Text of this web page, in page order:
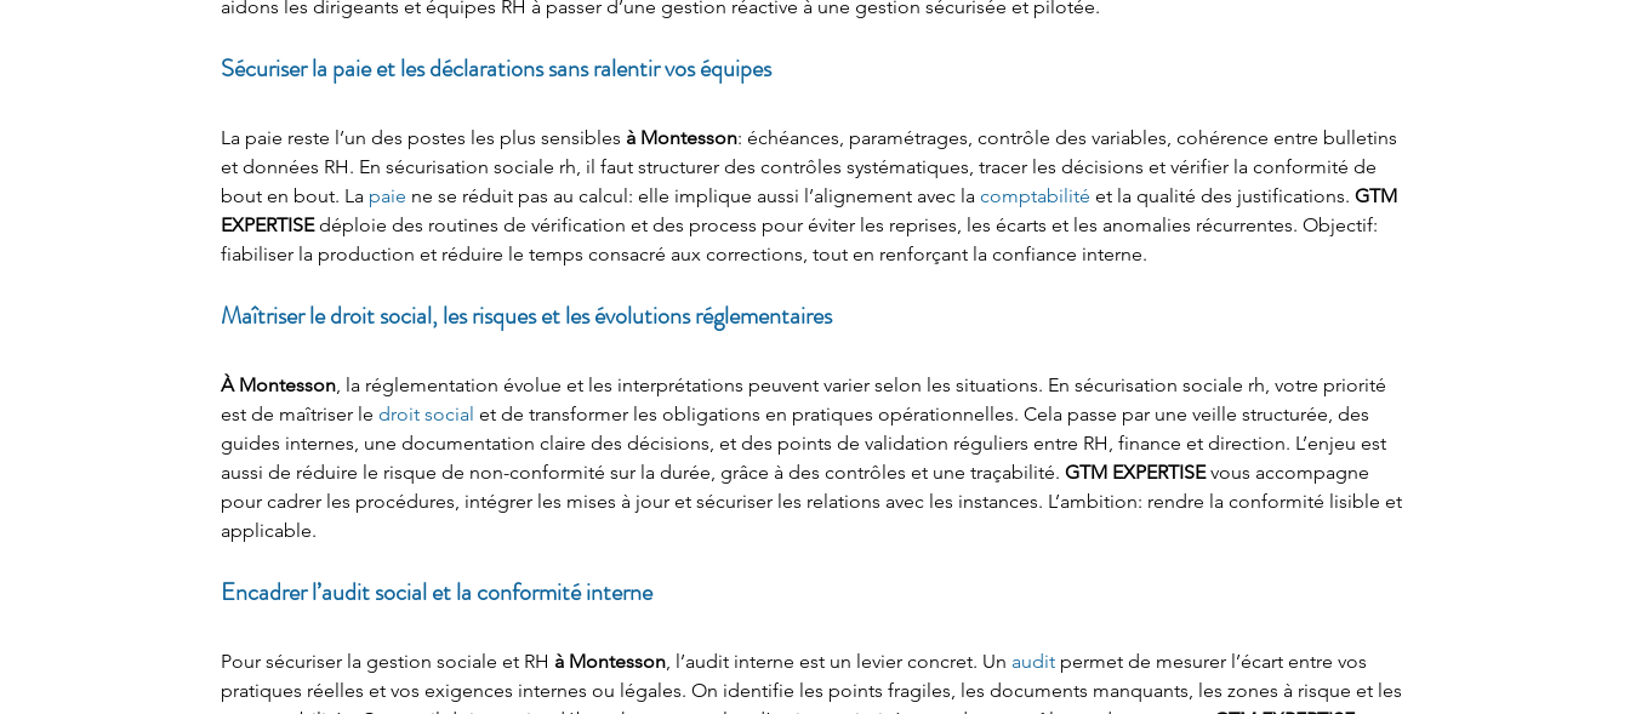
aidons les dirigeants et équipes RH à passer d’une gestion réactive à une gestion sécurisée et pilotée.
Sécuriser la paie et les déclarations sans ralentir vos équipes
La paie reste l’un des postes les plus sensibles à Montesson: échéances, paramétrages, contrôle des variables, cohérence entre bulletins
et données RH. En sécurisation sociale rh, il faut structurer des contrôles systématiques, tracer les décisions et vérifier la conformité de
bout en bout. La paie ne se réduit pas au calcul: elle implique aussi l’alignement avec la comptabilité et la qualité des justifications. GTM
EXPERTISE déploie des routines de vérification et des process pour éviter les reprises, les écarts et les anomalies récurrentes. Objectif:
fiabiliser la production et réduire le temps consacré aux corrections, tout en renforçant la confiance interne.
Maîtriser le droit social, les risques et les évolutions réglementaires
À Montesson, la réglementation évolue et les interprétations peuvent varier selon les situations. En sécurisation sociale rh, votre priorité
est de maîtriser le droit social et de transformer les obligations en pratiques opérationnelles. Cela passe par une veille structurée, des
guides internes, une documentation claire des décisions, et des points de validation réguliers entre RH, finance et direction. L’enjeu est
aussi de réduire le risque de non-conformité sur la durée, grâce à des contrôles et une traçabilité. GTM EXPERTISE vous accompagne
pour cadrer les procédures, intégrer les mises à jour et sécuriser les relations avec les instances. L’ambition: rendre la conformité lisible et
applicable.
Encadrer l’audit social et la conformité interne
Pour sécuriser la gestion sociale et RH à Montesson, l’audit interne est un levier concret. Un audit permet de mesurer l’écart entre vos
pratiques réelles et vos exigences internes ou légales. On identifie les points fragiles, les documents manquants, les zones à risque et les